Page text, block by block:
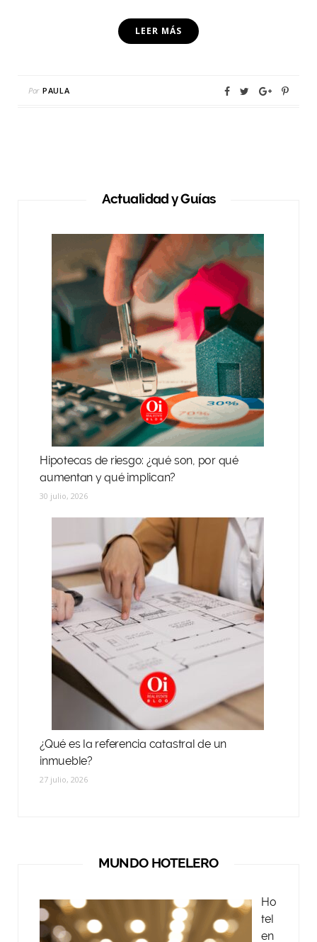
LEER MÁS
Por PAULA
Actualidad y Guías
Hipotecas de riesgo: ¿qué son, por qué
aumentan y qué implican?
30 julio, 2026
¿Qué es la referencia catastral de un
inmueble?
27 julio, 2026
MUNDO HOTELERO
Ho
tel
en